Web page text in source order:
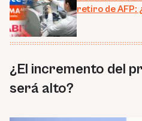
retiro de AFP:
¿El incremento del
será alto?